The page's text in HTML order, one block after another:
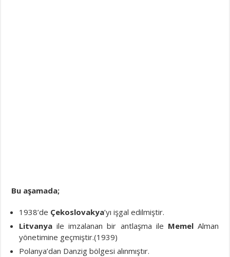
Bu aşamada;
1938’de Çekoslovakya’yı işgal edilmiştir.
Litvanya ile imzalanan bir antlaşma ile Memel Alman
yönetimine geçmiştir.(1939)
Polanya’dan Danzig bölgesi alınmıştır.